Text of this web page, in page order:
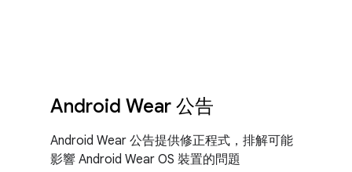
Android Wear 公告
Android Wear 公告提供修正程式，排解可能
影響 Android Wear OS 裝置的問題